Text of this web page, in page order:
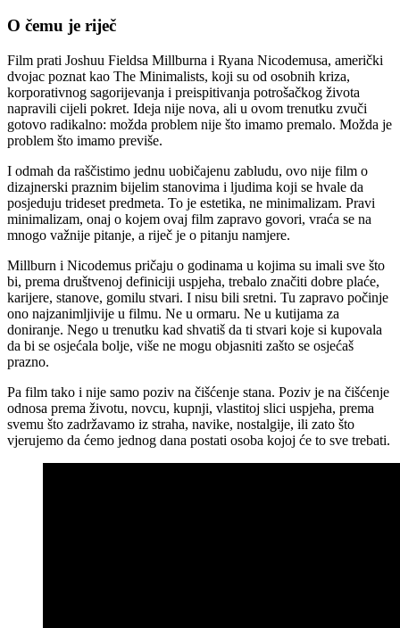
O čemu je riječ
Film prati Joshuu Fieldsa Millburna i Ryana Nicodemusa, američki
dvojac poznat kao The Minimalists, koji su od osobnih kriza,
korporativnog sagorijevanja i preispitivanja potrošačkog života
napravili cijeli pokret. Ideja nije nova, ali u ovom trenutku zvuči
gotovo radikalno: možda problem nije što imamo premalo. Možda je
problem što imamo previše.
I odmah da raščistimo jednu uobičajenu zabludu, ovo nije film o
dizajnerski praznim bijelim stanovima i ljudima koji se hvale da
posjeduju trideset predmeta. To je estetika, ne minimalizam. Pravi
minimalizam, onaj o kojem ovaj film zapravo govori, vraća se na
mnogo važnije pitanje, a riječ je o pitanju namjere.
Millburn i Nicodemus pričaju o godinama u kojima su imali sve što
bi, prema društvenoj definiciji uspjeha, trebalo značiti dobre plaće,
karijere, stanove, gomilu stvari. I nisu bili sretni. Tu zapravo počinje
ono najzanimljivije u filmu. Ne u ormaru. Ne u kutijama za
doniranje. Nego u trenutku kad shvatiš da ti stvari koje si kupovala
da bi se osjećala bolje, više ne mogu objasniti zašto se osjećaš
prazno.
Pa film tako i nije samo poziv na čišćenje stana. Poziv je na čišćenje
odnosa prema životu, novcu, kupnji, vlastitoj slici uspjeha, prema
svemu što zadržavamo iz straha, navike, nostalgije, ili zato što
vjerujemo da ćemo jednog dana postati osoba kojoj će to sve trebati.